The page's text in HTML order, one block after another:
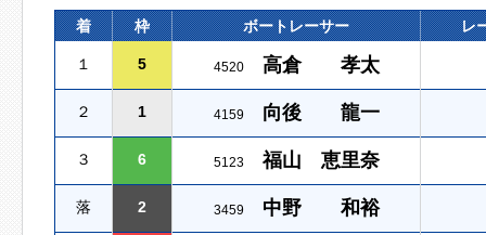
着 枠 ボートレーサー レ
１ 5 4520 高倉 孝太
２ 1 4159 向後 龍一
３ 6 5123 福山 恵里奈
落 2 3459 中野 和裕